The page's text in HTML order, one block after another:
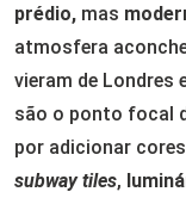
prédio, mas
atmosfera
vieram de Londres
são o ponto focal
por adicionar
subway tiles,